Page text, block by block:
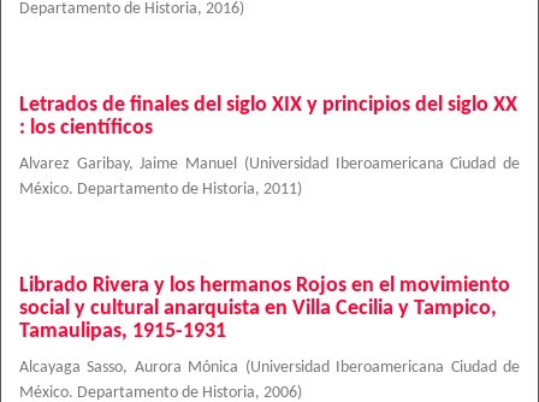
Departamento de Historia, 2016)
Letrados de finales del siglo XIX y principios del siglo XX
: los científicos
Alvarez Garibay, Jaime Manuel (Universidad Iberoamericana Ciudad de
México. Departamento de Historia, 2011)
Librado Rivera y los hermanos Rojos en el movimiento
social y cultural anarquista en Villa Cecilia y Tampico,
Tamaulipas, 1915-1931
Alcayaga Sasso, Aurora Mónica (Universidad Iberoamericana Ciudad de
México. Departamento de Historia, 2006)